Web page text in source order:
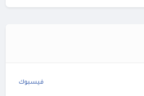
فيسبوك